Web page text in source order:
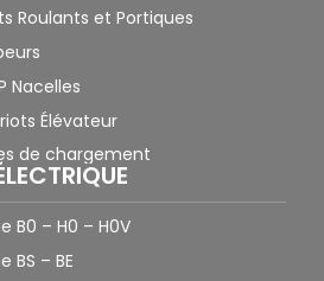
Roulants et Portiques
Nacelles
Élévateur
de chargement
B0 – H0 – H0V
– BE